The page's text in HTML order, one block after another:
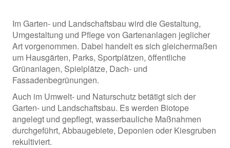
Im Garten- und Landschaftsbau wird die Gestaltung,
Umgestaltung und Pflege von Gartenanlagen jeglicher
Art vorgenommen. Dabei handelt es sich gleichermaßen
um Hausgärten, Parks, Sportplätzen, öffentliche
Grünanlagen, Spielplätze, Dach- und
Fassadenbegrünungen.
Auch im Umwelt- und Naturschutz betätigt sich der
Garten- und Landschaftsbau. Es werden Biotope
angelegt und gepflegt, wasserbauliche Maßnahmen
durchgeführt, Abbaugebiete, Deponien oder Kiesgruben
rekultiviert.